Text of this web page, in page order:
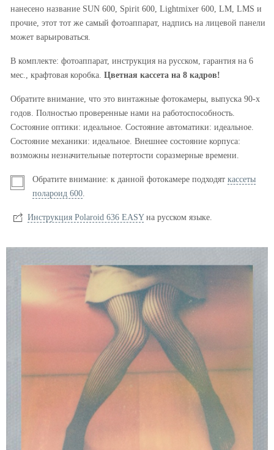
нанесено название SUN 600, Spirit 600, Lightmixer 600, LM, LMS и
прочие, этот тот же самый фотоаппарат, надпись на лицевой панели
может варьироваться.
В комплекте: фотоаппарат, инструкция на русском, гарантия на 6
мес., крафтовая коробка. Цветная кассета на 8 кадров!
Обратите внимание, что это винтажные фотокамеры, выпуска 90-х
годов. Полностью проверенные нами на работоспособность.
Состояние оптики: идеальное. Состояние автоматики: идеальное.
Состояние механики: идеальное. Внешнее состояние корпуса:
возможны незначительные потертости соразмерные времени.
Обратите внимание: к данной фотокамере подходят кассеты
полароид 600.
Инструкция Polaroid 636 EASYна русском языке.